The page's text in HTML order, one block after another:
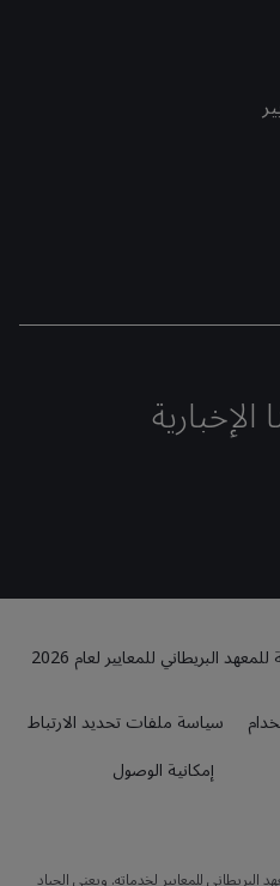
البريطاني للمعايير لعام 2026
سياسة ملفات تحديد الارتباط
إمكانية الوصول